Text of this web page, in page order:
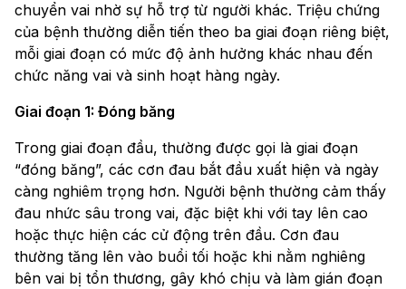
chuyển vai nhờ sự hỗ trợ từ người khác. Triệu chứng
của bệnh thường diễn tiến theo ba giai đoạn riêng biệt,
mỗi giai đoạn có mức độ ảnh hưởng khác nhau đến
chức năng vai và sinh hoạt hàng ngày.
Giai đoạn 1: Đóng băng
Trong giai đoạn đầu, thường được gọi là giai đoạn
“đóng băng”, các cơn đau bắt đầu xuất hiện và ngày
càng nghiêm trọng hơn. Người bệnh thường cảm thấy
đau nhức sâu trong vai, đặc biệt khi với tay lên cao
hoặc thực hiện các cử động trên đầu. Cơn đau
thường tăng lên vào buổi tối hoặc khi nằm nghiêng
bên vai bị tổn thương, gây khó chịu và làm gián đoạn